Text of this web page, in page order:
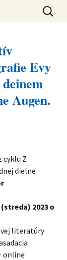
Hľadať:
Evy
Augen.
cyklu Z
dielne
2023 o
literatúry
online